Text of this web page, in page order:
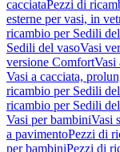
cacciataPezzi di
esterne per vasi, in
ricambio per Sedili
Sedili del vasoVasi
versione ComfortVasi
Vasi a cacciata,
ricambio per Sedili
ricambio per Sedili
Vasi per bambiniVasi
a pavimentoPezzi di
per bambiniPezzi di